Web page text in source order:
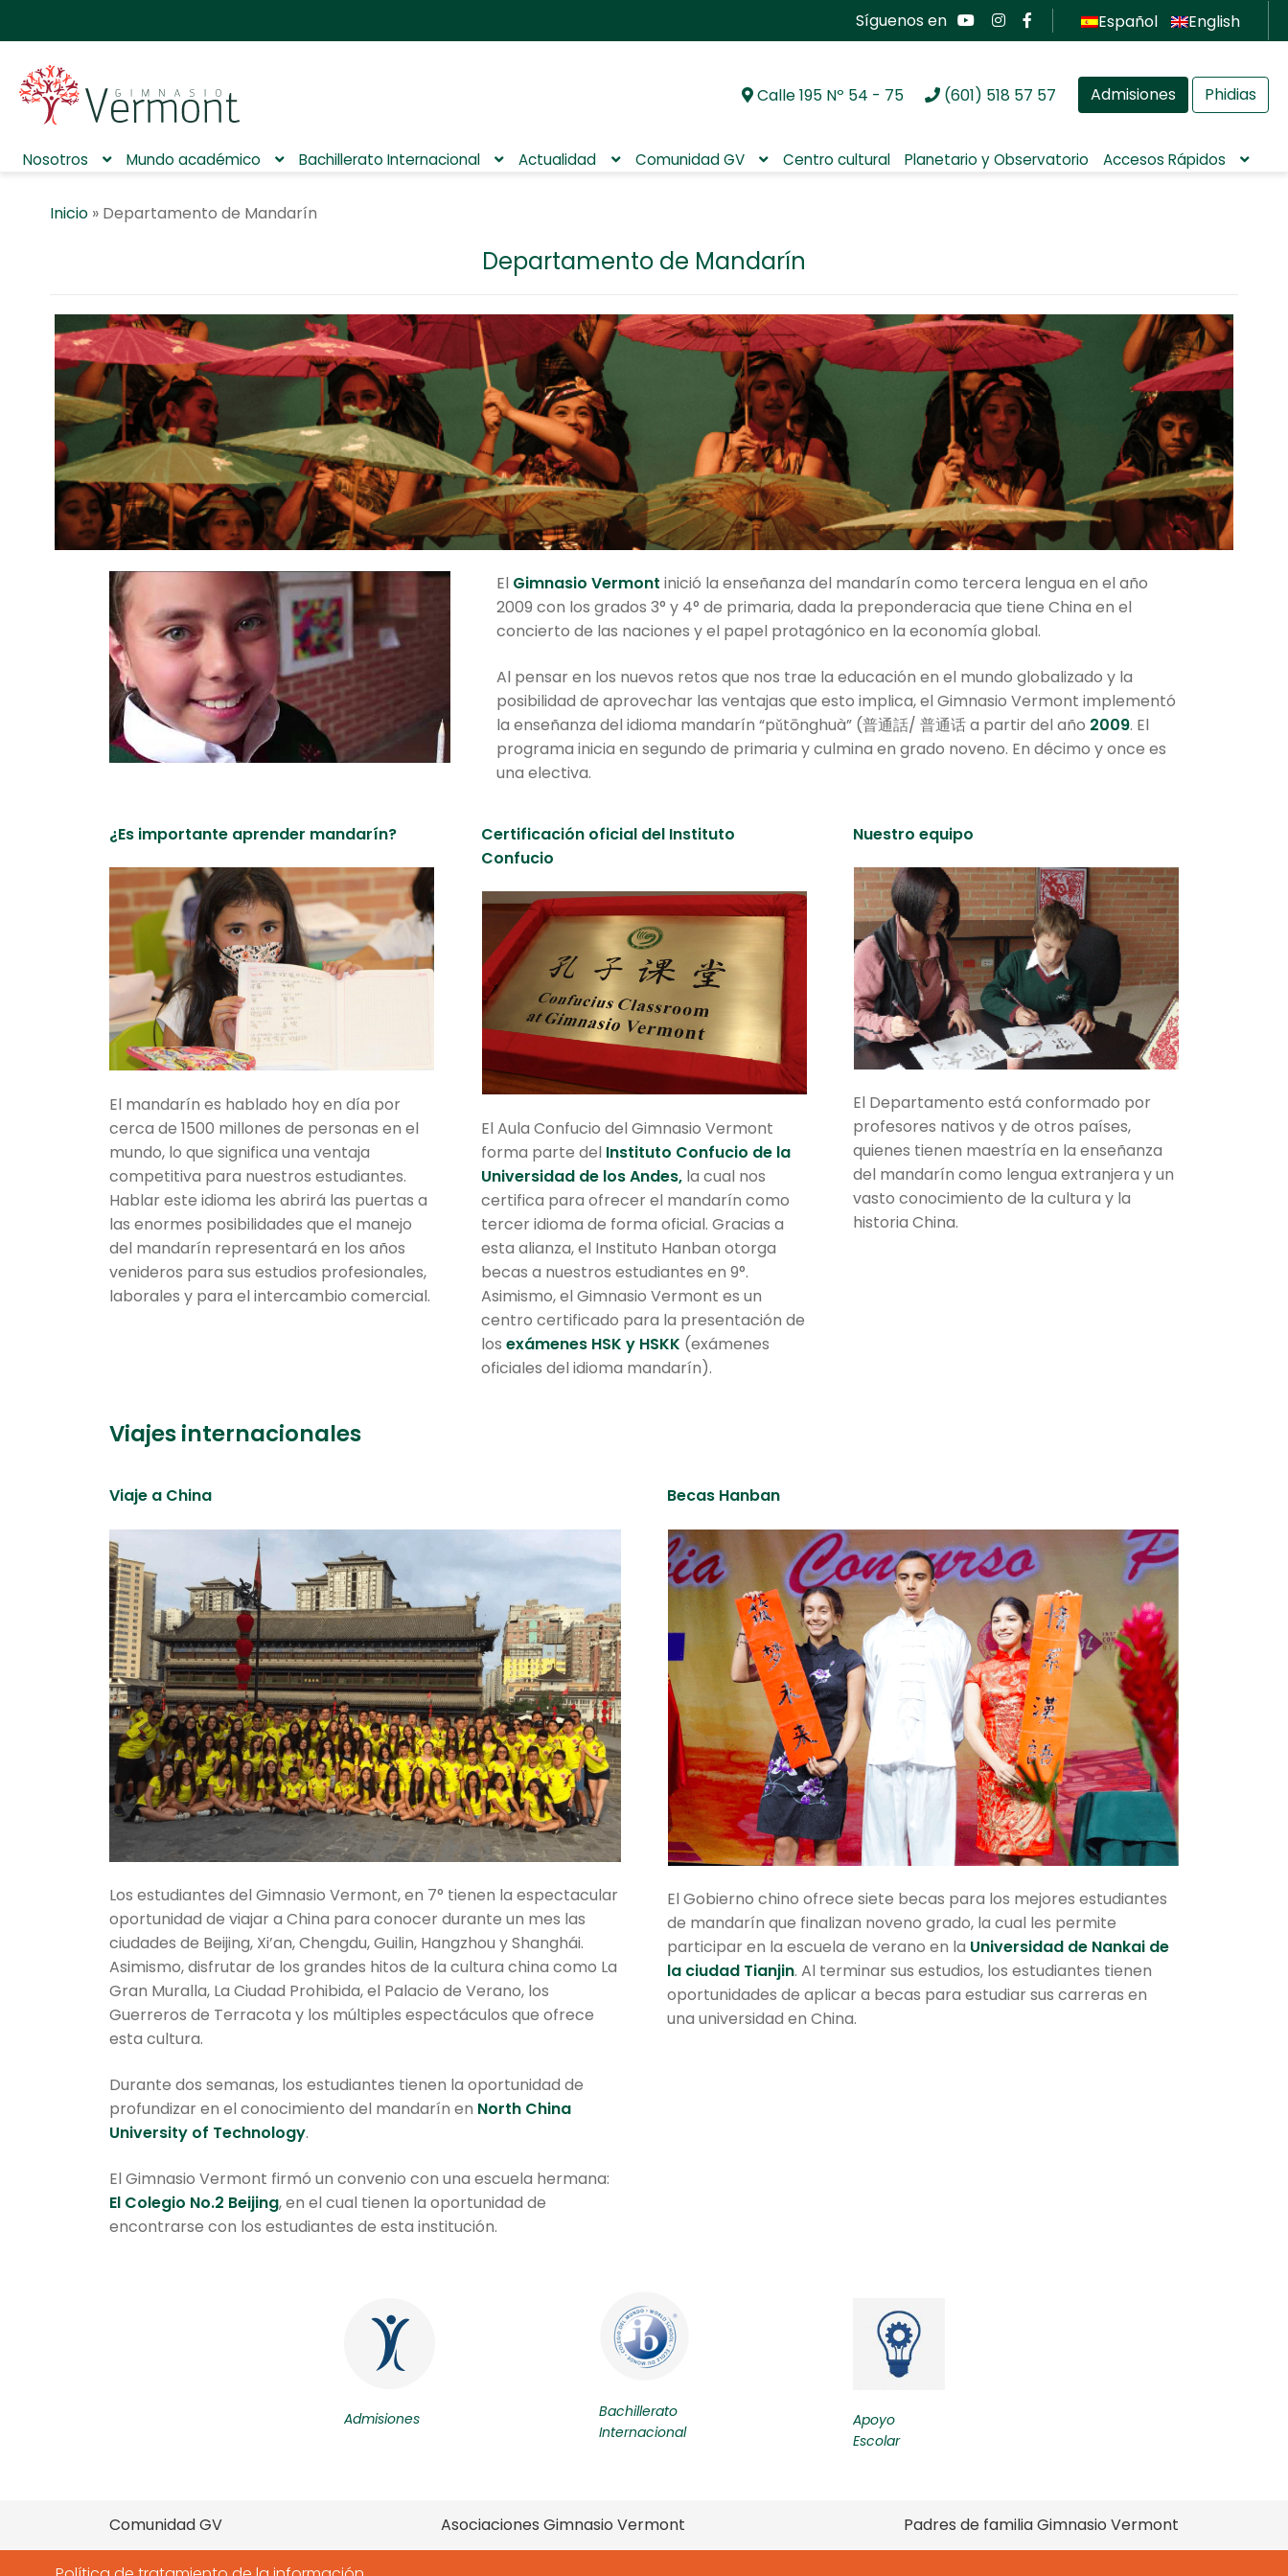
Síguenos en Español English
la
contenido
Calle 195 Nº 54 - 75 (601) 518 57 57 Admisiones Phidias
Nosotros Mundo académico Bachillerato Internacional Actualidad Comunidad GV Centro cultural Planetario y Observatorio Accesos Rápidos
Inicio » Departamento de Mandarín
Departamento de Mandarín
El Gimnasio Vermont inició la enseñanza del mandarín como tercera lengua en el año
2009 con los grados 3° y 4° de primaria, dada la preponderacia que tiene China en el
concierto de las naciones y el papel protagónico en la economía global.
Al pensar en los nuevos retos que nos trae la educación en el mundo globalizado y la
posibilidad de aprovechar las ventajas que esto implica, el Gimnasio Vermont implementó
la enseñanza del idioma mandarín “pǔtōnghuà” (普通話/ 普通话 a partir del año 2009. El
programa inicia en segundo de primaria y culmina en grado noveno. En décimo y once es
una electiva.
¿Es importante aprender mandarín?
El mandarín es hablado hoy en día por
cerca de 1500 millones de personas en el
mundo, lo que significa una ventaja
competitiva para nuestros estudiantes.
Hablar este idioma les abrirá las puertas a
las enormes posibilidades que el manejo
del mandarín representará en los años
venideros para sus estudios profesionales,
laborales y para el intercambio comercial.
Certificación oficial del Instituto
Confucio
El Aula Confucio del Gimnasio Vermont
forma parte del Instituto Confucio de la
Universidad de los Andes, la cual nos
certifica para ofrecer el mandarín como
tercer idioma de forma oficial. Gracias a
esta alianza, el Instituto Hanban otorga
becas a nuestros estudiantes en 9°.
Asimismo, el Gimnasio Vermont es un
centro certificado para la presentación de
losexámenes HSK y HSKK (exámenes
oficiales del idioma mandarín).
Nuestro equipo
El Departamento está conformado por
profesores nativos y de otros países,
quienes tienen maestría en la enseñanza
del mandarín como lengua extranjera y un
vasto conocimiento de la cultura y la
historia China.
Viajes internacionales
Viaje a China
Los estudiantes del Gimnasio Vermont, en 7° tienen la espectacular
oportunidad de viajar a China para conocer durante un mes las
ciudades de Beijing, Xi’an, Chengdu, Guilin, Hangzhou y Shanghái.
Asimismo, disfrutar de los grandes hitos de la cultura china como La
Gran Muralla, La Ciudad Prohibida, el Palacio de Verano, los
Guerreros de Terracota y los múltiples espectáculos que ofrece
esta cultura.
Durante dos semanas, los estudiantes tienen la oportunidad de
profundizar en el conocimiento del mandarín en North China
University of Technology.
El Gimnasio Vermont firmó un convenio con una escuela hermana:
El Colegio No.2 Beijing, en el cual tienen la oportunidad de
encontrarse con los estudiantes de esta institución.
Becas Hanban
El Gobierno chino ofrece siete becas para los mejores estudiantes
de mandarín que finalizan noveno grado, la cual les permite
participar en la escuela de verano en la Universidad de Nankai de
la ciudad Tianjin. Al terminar sus estudios, los estudiantes tienen
oportunidades de aplicar a becas para estudiar sus carreras en
una universidad en China.
Admisiones
Bachillerato
Internacional
Apoyo
Escolar
Comunidad GV Asociaciones Gimnasio Vermont Padres de familia Gimnasio Vermont